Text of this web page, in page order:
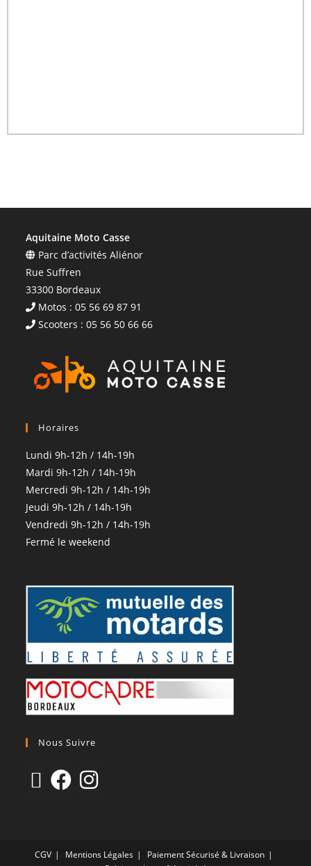
Aquitaine Moto Casse
Parc d’activités Aliénor
Rue Suffren
33300 Bordeaux
Motos : 05 56 69 87 91
Scooters : 05 56 50 66 66
Horaires
Lundi 9h-12h / 14h-19h
Mardi 9h-12h / 14h-19h
Mercredi 9h-12h / 14h-19h
Jeudi 9h-12h / 14h-19h
Vendredi 9h-12h / 14h-19h
Fermé le weekend
Nous Suivre
CGV Mentions Légales
Paiement Sécurisé & Livraison